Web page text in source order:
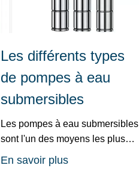
Les différents types
de pompes à eau
submersibles
Les pompes à eau submersibles
sont l'un des moyens les plus
efficaces de déplacer les...
En savoir plus